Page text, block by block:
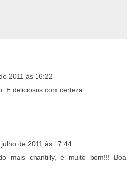
2011 às 16:22
E deliciosos com certeza
julho de 2011 às 17:44
mais chantilly, é muito bom!!! Boa